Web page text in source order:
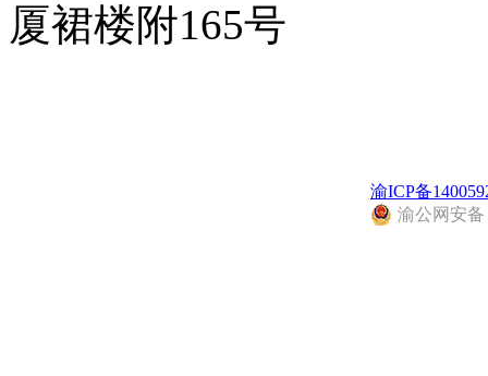
厦裙楼附165号
渝ICP备
渝公网安备